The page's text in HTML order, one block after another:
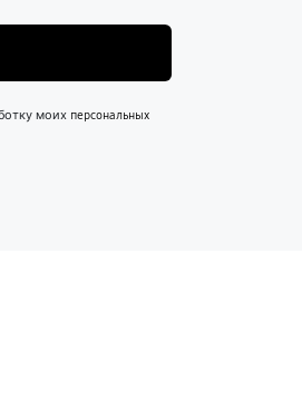
моих персональных